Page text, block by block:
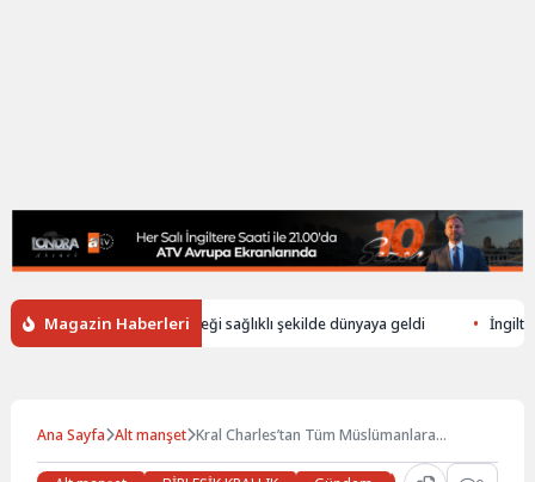
Magazin Haberleri
ölen annenin bebeği sağlıklı şekilde dünyaya geldi
Ana Sayfa Alt manşet Kral Charles’tan Tüm Müslümanlara